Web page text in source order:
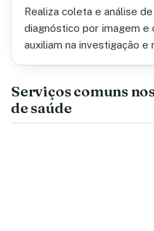
Realiza coleta e análise
diagnóstico por imagem e
auxiliam na investigação e
Serviços comuns
de saúde